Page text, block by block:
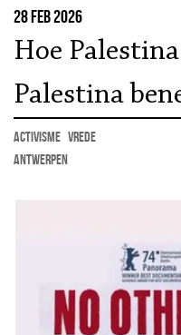
28 feb 2026
Hoe
Palestina
activisme vrede
Antwerpen